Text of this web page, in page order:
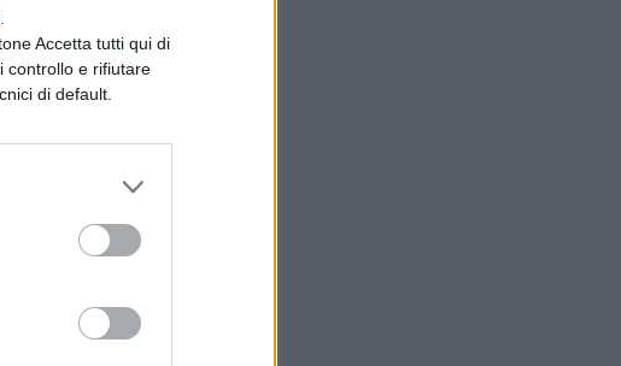
Accetta tutti qui di
controllo e rifiutare
di default.